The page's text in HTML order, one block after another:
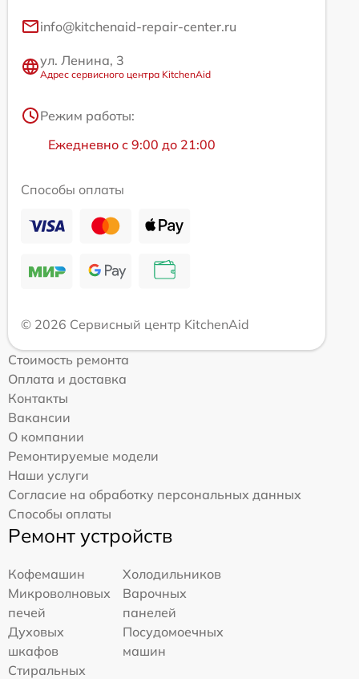
info@kitchenaid-repair-center.ru
ул. Ленина, 3
Адрес сервисного центра KitchenAid
Режим работы:
Ежедневно с 9:00 до 21:00
Способы оплаты
© 2026 Сервисный центр KitchenAid
Стоимость ремонта
Оплата и доставка
Контакты
Вакансии
О компании
Ремонтируемые модели
Наши услуги
Согласие на обработку персональных данных
Способы оплаты
Ремонт устройств
Кофемашин
Холодильников
Микроволновых
печей
Варочных
панелей
Духовых
шкафов
Посудомоечных
машин
Стиральных